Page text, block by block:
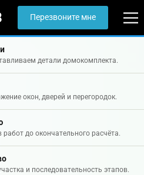
Перезвоните мне
детали домокомплекта.
окон, дверей и перегородок.
до окончательного расчёта.
и последовательность этапов.